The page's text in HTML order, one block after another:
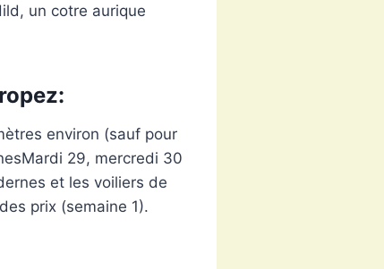
un cotre aurique
environ (sauf pour
29, mercredi 30
et les voiliers de
prix (semaine 1).